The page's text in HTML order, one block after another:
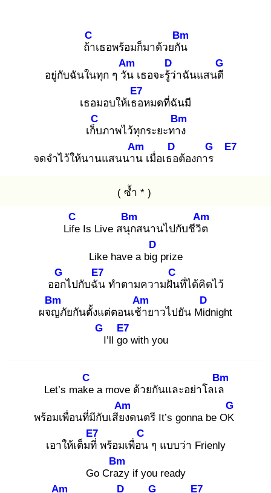
ถ้า
C
เธอพร้อมก็มาด้วยกัน
Bm
อยู่กับฉันในทุก ๆ วัน
Am
เธอจะรู้ว่
D
าฉันแสนดี
G
เธอมอบให้เธอ
E7
หมดที่ฉันมี
เก็บ
C
ภาพไว้ทุกระยะทาง
Bm
จดจำไว้ให้นานแสนนาน
Am
เมื่อเธอ
D
ต้องการ
G E7
( ซ้ำ * )
Life
C
Is Live สนุก
Bm
สนานไปกับชีวิต
Am
Like have a big
D
prize
ออก
G
ไปกับฉัน
E7
ทำตามความฝัน
C
ที่ได้คิดไว้
ผจญ
Bm
ภัยกันตั้งแต่ตอนเช้า
Am
ยาวไปยัน Mid
D
night
I
G
’ll go
E7
with you
Let’s make
C
a move ด้วยกันและอย่าโลเล
Bm
พร้อมเพื่อนที่มีกับเสียง
Am
ดนตรี It’s gonna be OK
G
เอาให้เต็มที่
E7
พร้อมเพื่อน
C
ๆ แบบว่า Frienly
Go Craz
Bm
y if you ready
Am
D
G
E7